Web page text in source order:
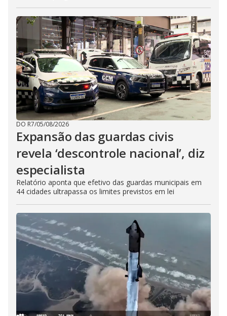
DO R7/05/08/2026
Expansão das guardas civis
revela ‘descontrole nacional’, diz
especialista
Relatório aponta que efetivo das guardas municipais em
44 cidades ultrapassa os limites previstos em lei